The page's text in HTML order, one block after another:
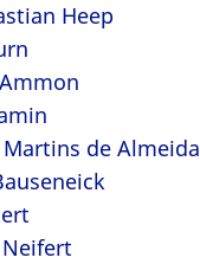
Heep
de Almeida